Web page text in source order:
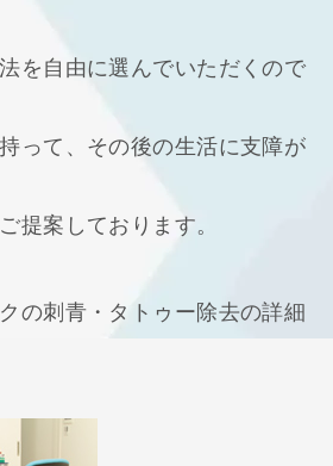
を自由に選んでいただくので
って、その後の生活に支障が
提案しております。
の刺青・タトゥー除去の詳細